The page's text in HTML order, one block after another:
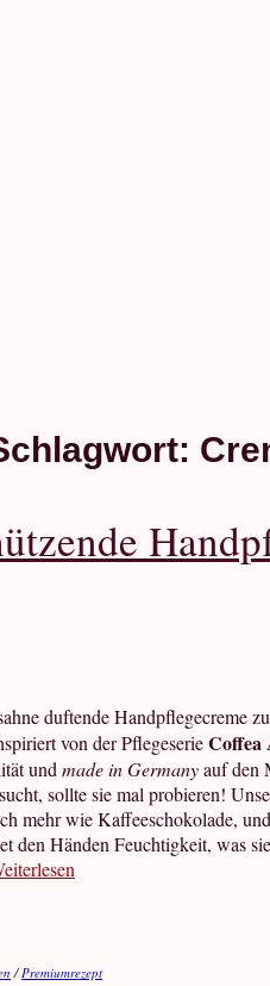
duftende Handpflegecreme
von der PflegeserieCoffea
und made in Germanyauf den
sollte sie mal probieren!
mehr wie Kaffeeschokolade,
den Händen Feuchtigkeit, was
/Premiumrezept